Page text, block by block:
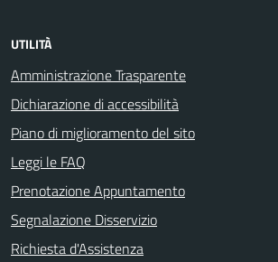
UTILITÀ
Amministrazione Trasparente
Dichiarazione di accessibilità
Piano di miglioramento del sito
Leggi le FAQ
Prenotazione Appuntamento
Segnalazione Disservizio
Richiesta d'Assistenza